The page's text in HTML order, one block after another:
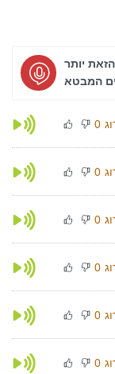
המבטא
0
0
0
0
0
0